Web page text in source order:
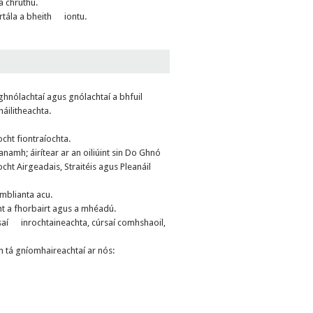
chruthú.
a bheith iontu.
agus gnólachtaí a bhfuil
fiontraíochta.
áirítear ar an oiliúint sin Do Ghnó
Airgeadais, Straitéis agus Pleanáil
acu.
a fhorbairt agus a mhéadú.
inrochtaineachta, cúrsaí comhshaoil,
tá gníomhaireachtaí ar nós: